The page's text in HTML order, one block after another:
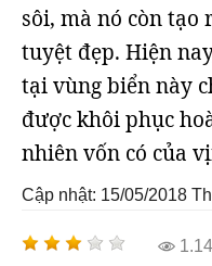
sôi, mà nó còn
tuyệt đẹp. Hiện
tại vùng biển này
được khôi phục
nhiên vốn có của
Cập nhật: 15/05/2018